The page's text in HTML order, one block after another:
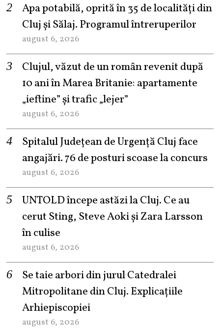
Apa potabilă, oprită în 35 de localități din
Cluj și Sălaj. Programul întreruperilor
august 6, 2026
Clujul, văzut de un român revenit după
10 ani în Marea Britanie: apartamente
„ieftine” și trafic „lejer”
august 6, 2026
Spitalul Județean de Urgență Cluj face
angajări. 76 de posturi scoase la concurs
august 6, 2026
UNTOLD începe astăzi la Cluj. Ce au
cerut Sting, Steve Aoki și Zara Larsson
în culise
august 6, 2026
Se taie arbori din jurul Catedralei
Mitropolitane din Cluj. Explicațiile
Arhiepiscopiei
august 6, 2026